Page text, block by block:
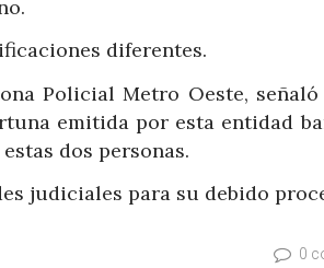
diferentes.
Policial Metro Oeste,
emitida por esta entidad
dos personas.
judiciales para su debido
0